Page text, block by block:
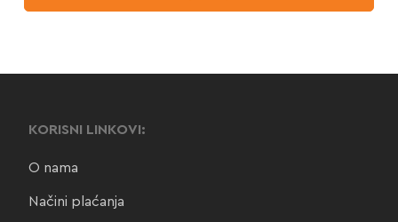
KORISNI LINKOVI:
O nama
Načini plaćanja